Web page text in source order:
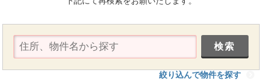
絞り込んで物件を探す